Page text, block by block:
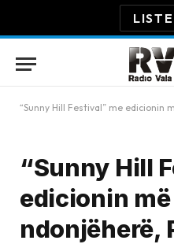
“Sunny Hill
edicionin
ndonjëherë,